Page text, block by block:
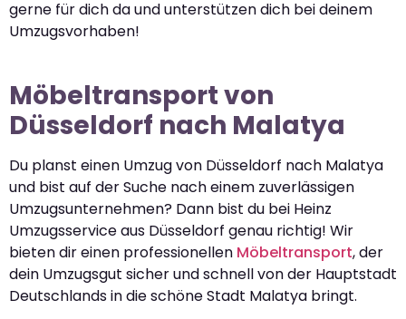
gerne für dich da und unterstützen dich bei deinem
Umzugsvorhaben!
Möbeltransport von
Düsseldorf nach Malatya
Du planst einen Umzug von Düsseldorf nach Malatya
und bist auf der Suche nach einem zuverlässigen
Umzugsunternehmen? Dann bist du bei Heinz
Umzugsservice aus Düsseldorf genau richtig! Wir
bieten dir einen professionellen Möbeltransport, der
dein Umzugsgut sicher und schnell von der Hauptstadt
Deutschlands in die schöne Stadt Malatya bringt.